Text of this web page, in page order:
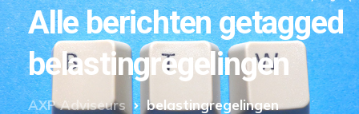
Alle berichten getagged
belastingregelingen
AXP Adviseurs belastingregelingen